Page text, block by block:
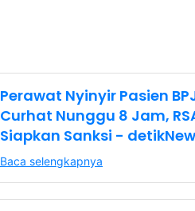
Perawat Nyinyir Pasien
Curhat Nunggu 8 Jam,
Siapkan Sanksi -
Baca selengkapnya